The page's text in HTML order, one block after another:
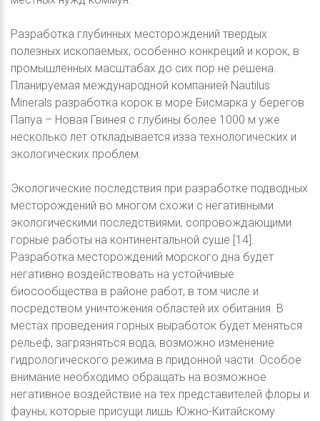
Разработка глубинных месторождений твердых
полезных ископаемых, особенно конкреций и корок, в
промышленных масштабах до сих пор не решена.
Планируемая международной компанией Nautilus
Minerals разработка корок в море Бисмарка у берегов
Папуа – Новая Гвинея с глубины более 1000 м уже
несколько лет откладывается изза технологических и
экологических проблем.
Экологические последствия при разработке подводных
месторождений во многом схожи с негативными
экологическими последствиями, сопровождающими
горные работы на континентальной суше [14].
Разработка месторождений морского дна будет
негативно воздействовать на устойчивые
биосообщества в районе работ, в том числе и
посредством уничтожения областей их обитания. В
местах проведения горных выработок будет меняться
рельеф, загрязняться вода, возможно изменение
гидрологического режима в придонной части. Особое
внимание необходимо обращать на возможное
негативное воздействие на тех представителей флоры и
фауны, которые присущи лишь Южно-Китайскому